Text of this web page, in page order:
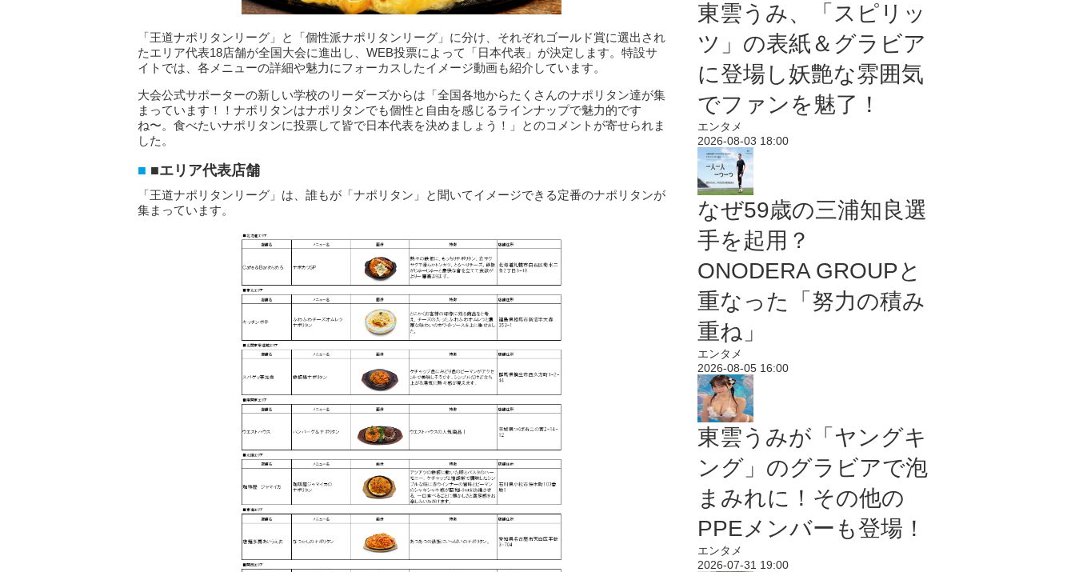
「王道ナポリタンリーグ」と「個性派ナポリタンリーグ」に分け、それぞれゴールド賞に選出され
たエリア代表18店舗が全国大会に進出し、WEB投票によって「日本代表」が決定します。特設サ
イトでは、各メニューの詳細や魅力にフォーカスしたイメージ動画も紹介しています。
大会公式サポーターの新しい学校のリーダーズからは「全国各地からたくさんのナポリタン達が集
まっています！！ナポリタンはナポリタンでも個性と自由を感じるラインナップで魅力的です
ね〜。食べたいナポリタンに投票して皆で日本代表を決めましょう！」とのコメントが寄せられま
した。
■エリア代表店舗
「王道ナポリタンリーグ」は、誰もが「ナポリタン」と聞いてイメージできる定番のナポリタンが
集まっています。
東雲うみ、「スピリッ
ツ」の表紙＆グラビア
に登場し妖艶な雰囲気
でファンを魅了！
エンタメ
2026-08-03 18:00
なぜ59歳の三浦知良選
手を起用？
ONODERA GROUPと
重なった「努力の積み
重ね」
エンタメ
2026-08-05 16:00
東雲うみが「ヤングキ
ング」のグラビアで泡
まみれに！その他の
PPEメンバーも登場！
エンタメ
2026-07-31 19:00